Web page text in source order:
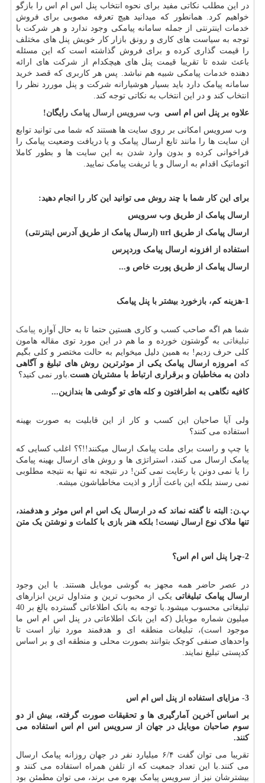
در این مطلب نکاتی مفید برای نحوه انتخاب پنل اس ام اس را بازگو
خواهیم کرد. همانطور که میدانید هیچ تعرفه مصوبی برای فروش
خدمات اینترنتی از جمله سامانه پیامکی وجود ندارد و هر شرکت با
توجه به سیاست های کاری و رونق بازار کار خویش پنل های مختلف
را قیمت گذاری کرده و برای فروش گذاشته است که این مسئله
باعث شده تا تقریبا قیمت پنل های هیچکدام از شرکت های ارائه
دهنده خدمات پیامکی شبیه هم نباشد. پس هر کاربری که قصد خرید
سامانه پیامک دارد باید بسیار هوشیارانه شرکت و پنل موررد نظر را
انتخاب کند و در این انتخاب به نکاتی توجه کند.
علاوه بر پنل اس ام اسی وب سرویس ارسال پیامک رایگان!
وب سرویس امکانی بر روی سایت ها هستند که شما می توانید توابع
ان سایت ها را مانند تابع ارسال پیامک و یا دریافت وضعیت پیامک را
فراخوانی کرده و بدون وارد شدن به این سایت ها و بطور کاملا
اتوماتیک اقدام به ارسال و یا ئریفت پیامک نمایید.
برای این کار شما با چند روش می توانید این کار را انجام دهید:
ارسال پیامک از طریق وب سرویس
ارسال پیامک از طریق url (ارسال پیامک از طریق آدرس اینترنتی)
استفاده از افزونه ارسال پیامک وردپرس
ارسال پیامک از طریق پورت خاص و...
1-هزینه کم ، بازخورد بیشتر با پنل پیامک
شما هم اگه صاحب کسب و کاری هستین حتما تا به حال آوازه پیامک
تبلیغاتی به گوشتون خورده و ما هم در این مورد توی مقاله هامون
کلی حرف زدیم! به همین دلیل میخوایم به حالت مختصر و کلی بگیم
که
امروزه ارسال پیامک یکی از موثرترین روش های تبلیغ و آگاهی
دادن به مخاطبان و برقراری ارتباط با مشتریان هست .باور نمی کنید؟
کافیه نگاهی به اطرافتون و کله های تو گوشی ها بندازین...
ولی آیا صاحبان این کسب و کار از این قابلیت به صورت بهینه
استفاده می کنند؟
یا چپ و راست برای ملت پیامک ارسال میکنند!!؟؟ اغلب کسایی که
پیامک ارسال می کنند، استراتژی ها و روش های ارسال بهینه پیامک
را یا نمی دونن یا رعایت نمی کنن! در نتیجه نه تنها به نتیجه مطلوبی
نمی رسند بلکه این باعث آزار و اذیت مخاطباشون میشه.
پ.ن: البته نا گفته نماند که در ارسال یک اس ام اس موثر و هدفمند،
تنها ملاک نوع ارسال نیست! بلکه هنر بازی با کلمات و نوشتن یک متن
2-چرا پنل اس ام اس؟
در عصر حاضر همه مجهز به گوشی موبایل هستند. با این وجود
ارسال پیامک تبلیغاتی یکی از محبوب ترین و متداول ترین ابزارهای
تبلیغاتی محسوب میشود.
با توجه به بانک اطلاعاتی گسترده بالغ بر 40
میلیون شماره موبایل (که این بانک اطلاعاتی در پنل اس ام اس ما
موجود است)، تبلیغات منطقه ای و هدفمند مورد نیاز است تا
واحدهای صنفی کوچک بتوانند بصورت محلی و منطقه ای و بر اساس
کدپستی تبلیغ نمایند
3- مزایای استفاده از پنل اس ام اس
بر اساس آخرین آمارگیری ها و تحقیقات صورت گرفته، بیش از دو
سوم صاحبان موبایل در جهان از سرویس اس ام اس استفاده می
کنند.
تقریبا می توان گفت ۶/۴ میلیارد نفر در جهان روزانه پیامک ارسال
می کنند.با این تعداد جمعیت که از تلفن همراه استفاده می کنند و
بیشترشان نیز از سرویس پیامک بهره می برند، می توان مطمئن بود